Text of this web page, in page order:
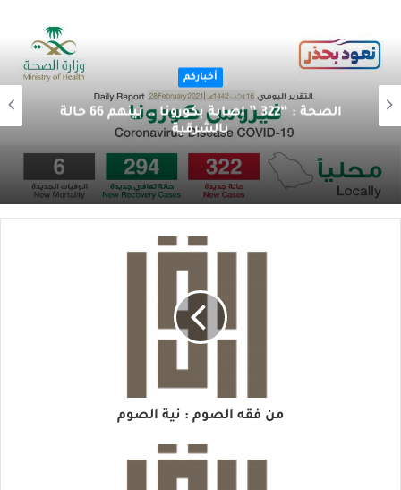
أخباركم
الصحة : “322 ” إصابة بكورونا .. بينهم 66 حالة
بالشرقية
من فقه الصوم : نية الصوم